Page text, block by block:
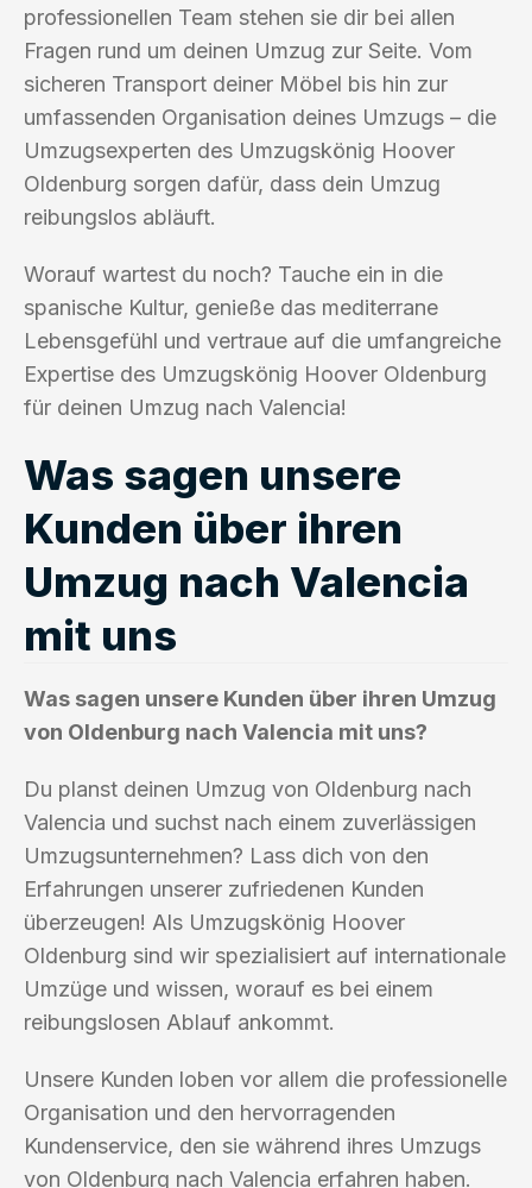
professionellen Team stehen sie dir bei allen
Fragen rund um deinen Umzug zur Seite. Vom
sicheren Transport deiner Möbel bis hin zur
umfassenden Organisation deines Umzugs – die
Umzugsexperten des Umzugskönig Hoover
Oldenburg sorgen dafür, dass dein Umzug
reibungslos abläuft.
Worauf wartest du noch? Tauche ein in die
spanische Kultur, genieße das mediterrane
Lebensgefühl und vertraue auf die umfangreiche
Expertise des Umzugskönig Hoover Oldenburg
für deinen Umzug nach Valencia!
Was sagen unsere
Kunden über ihren
Umzug nach Valencia
mit uns
Was sagen unsere Kunden über ihren Umzug
von Oldenburg nach Valencia mit uns?
Du planst deinen Umzug von Oldenburg nach
Valencia und suchst nach einem zuverlässigen
Umzugsunternehmen? Lass dich von den
Erfahrungen unserer zufriedenen Kunden
überzeugen! Als Umzugskönig Hoover
Oldenburg sind wir spezialisiert auf internationale
Umzüge und wissen, worauf es bei einem
reibungslosen Ablauf ankommt.
Unsere Kunden loben vor allem die professionelle
Organisation und den hervorragenden
Kundenservice, den sie während ihres Umzugs
von Oldenburg nach Valencia erfahren haben.